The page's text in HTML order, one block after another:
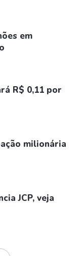
em
R$ 0,11 por
milionária
JCP, veja